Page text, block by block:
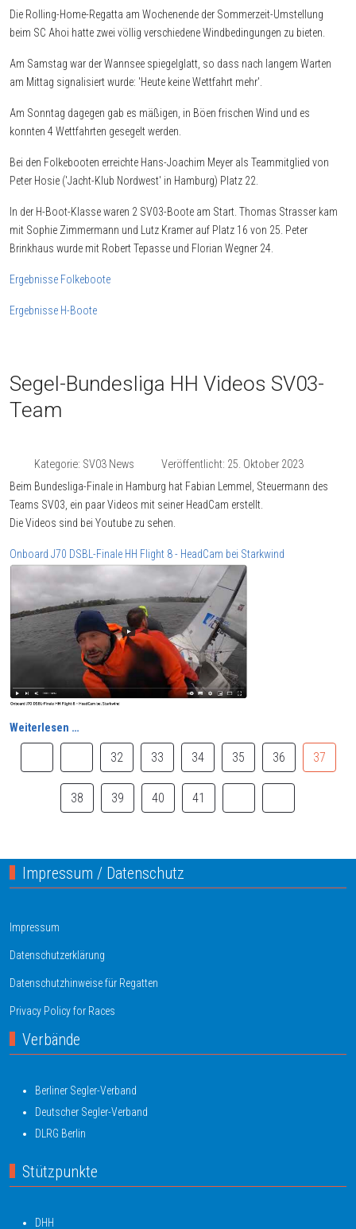
Die Rolling-Home-Regatta am Wochenende der Sommerzeit-Umstellung
beim SC Ahoi hatte zwei völlig verschiedene Windbedingungen zu bieten.
Am Samstag war der Wannsee spiegelglatt, so dass nach langem Warten
am Mittag signalisiert wurde: 'Heute keine Wettfahrt mehr'.
Am Sonntag dagegen gab es mäßigen, in Böen frischen Wind und es
konnten 4 Wettfahrten gesegelt werden.
Bei den Folkebooten erreichte Hans-Joachim Meyer als Teammitglied von
Peter Hosie ('Jacht-Klub Nordwest' in Hamburg) Platz 22.
In der H-Boot-Klasse waren 2 SV03-Boote am Start. Thomas Strasser kam
mit Sophie Zimmermann und Lutz Kramer auf Platz 16 von 25. Peter
Brinkhaus wurde mit Robert Tepasse und Florian Wegner 24.
Ergebnisse Folkeboote
Ergebnisse H-Boote
Segel-Bundesliga HH Videos SV03-
Team
Kategorie: SV03 News Veröffentlicht: 25. Oktober 2023
Beim Bundesliga-Finale in Hamburg hat Fabian Lemmel, Steuermann des
Teams SV03, ein paar Videos mit seiner HeadCam erstellt.
Die Videos sind bei Youtube zu sehen.
Onboard J70 DSBL-Finale HH Flight 8 - HeadCam bei Starkwind
Weiterlesen …
32 33 34 35 36 37
38 39 40 41
Impressum / Datenschutz
Impressum
Datenschutzerklärung
Datenschutzhinweise für Regatten
Privacy Policy for Races
Verbände
Berliner Segler-Verband
Deutscher Segler-Verband
DLRG Berlin
Stützpunkte
DHH